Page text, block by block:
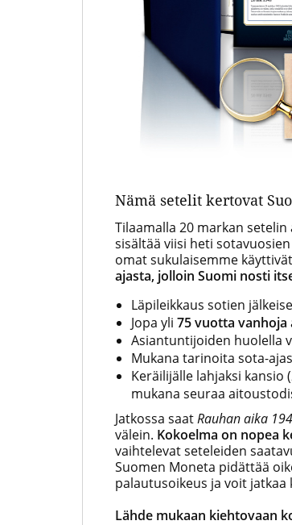
Nämä setelit kertovat
Tilaamalla 20 markan
sisältää viisi heti
omat sukulaisemme
ajasta, jolloin Suomi nosti
Läpileikkaus sotien
Jopa yli 75 vuotta vanhoja
Asiantuntijoiden huolella
Mukana tarinoita sota-
Keräilijälle lahjaksi kansio
mukana seuraa
Jatkossa saatRauhan aika
välein. Kokoelma on nopea
vaihtelevat seteleiden
Suomen Moneta pidättää
palautusoikeus ja voit
Lähde mukaan kiehtovaan